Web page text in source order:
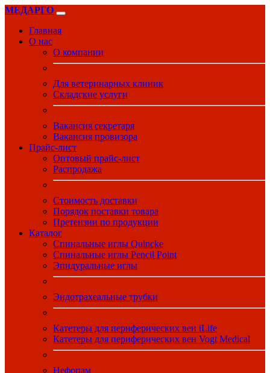
МЕДАРГО
Главная
О нас
О компании
Для ветеринарных клиник
Складские услуги
Вакансия секретаря
Вакансия провизора
Прайс-лист
Оптовый прайс-лист
Распродажа
Стоимость доставки
Порядок поставки товара
Претензии по продукции
Каталог
Спинальные иглы Quincke
Спинальные иглы Pencil Point
Эпидуральные иглы
Эндотрахеальные трубки
Катетеры для периферических вен iLife
Катетеры для периферических вен Vogt Medical
Нефопам